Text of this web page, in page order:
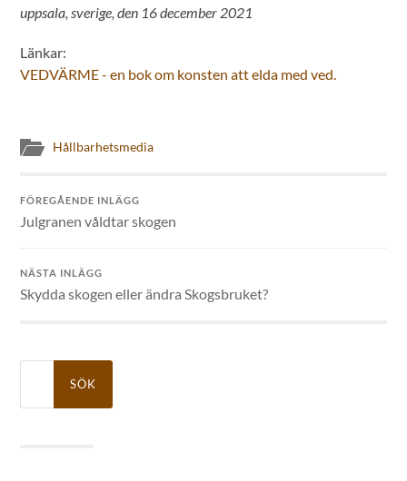
uppsala, sverige, den 16 december 2021
Länkar:
VEDVÄRME - en bok om konsten att elda med ved.
Hållbarhetsmedia
FÖREGÅENDE INLÄGG
Julgranen våldtar skogen
NÄSTA INLÄGG
Skydda skogen eller ändra Skogsbruket?
Sök